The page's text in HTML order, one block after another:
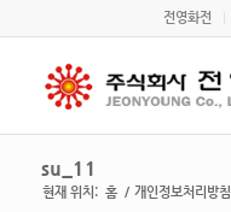
전영화전
su_11
현재 위치: 홈 / 개인정보처리방침